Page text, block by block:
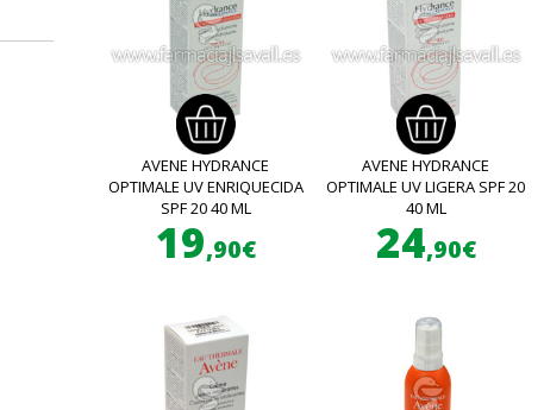
AVENE HYDRANCE
OPTIMALE UV ENRIQUECIDA
SPF 20 40 ML
19,90€
AVENE HYDRANCE
OPTIMALE UV LIGERA SPF 20
40 ML
24,90€